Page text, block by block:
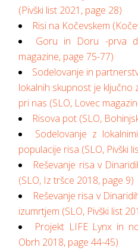
(Pivški list 2021, page 28)
Risi na Kočevskem
Goru in Doru -prva
magazine, page 75-77)
Sodelovanje in
lokalnih skupnost je
pri nas (SLO, Lovec
Risova pot (SLO,
Sodelovanje z
populacije risa (SLO, Pivški
Reševanje risa v
(SLO, Iz tršce 2018, page 9)
Reševanje risa v
izumrtjem (SLO, Pivški list
Projekt LIFE Lynx in
Obrh 2018, page 44-45)